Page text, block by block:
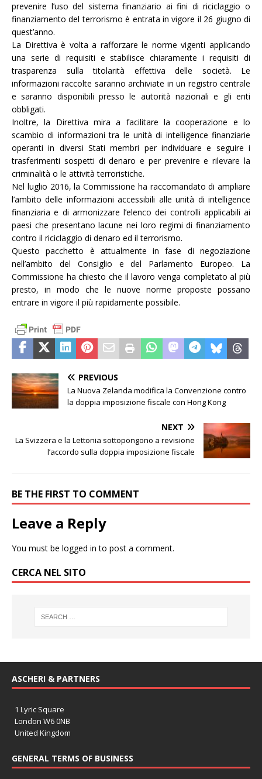
prevenire l’uso del sistema finanziario ai fini di riciclaggio o
finanziamento del terrorismo è entrata in vigore il 26 giugno di
quest’anno.
La Direttiva è volta a rafforzare le norme vigenti applicando
una serie di requisiti e stabilisce chiaramente i requisiti di
trasparenza sulla titolarità effettiva delle società. Le
informazioni raccolte saranno archiviate in un registro centrale
e saranno disponibili presso le autorità nazionali e gli enti
obbligati.
Inoltre, la Direttiva mira a facilitare la cooperazione e lo
scambio di informazioni tra le unità di intelligence finanziarie
operanti in diversi Stati membri per individuare e seguire i
trasferimenti sospetti di denaro e per prevenire e rilevare la
criminalità o le attività terroristiche.
Nel luglio 2016, la Commissione ha raccomandato di ampliare
l’ambito delle informazioni accessibili alle unità di intelligence
finanziaria e di armonizzare l’elenco dei controlli applicabili ai
paesi che presentano lacune nei loro regimi di finanziamento
contro il riciclaggio di denaro ed il terrorismo.
Questo pacchetto è attualmente in fase di negoziazione
nell’ambito del Consiglio e del Parlamento Europeo. La
Commissione ha chiesto che il lavoro venga completato al più
presto, in modo che le nuove norme proposte possano
entrare in vigore il più rapidamente possibile.
PREVIOUS
La Nuova Zelanda modifica la Convenzione contro
la doppia imposizione fiscale con Hong Kong
NEXT
La Svizzera e la Lettonia sottopongono a revisione
l’accordo sulla doppia imposizione fiscale
BE THE FIRST TO COMMENT
Leave a Reply
You must be logged in to post a comment.
CERCA NEL SITO
ASCHERI & PARTNERS
1 Lyric Square
London W6 0NB
United Kingdom
GENERAL TERMS OF BUSINESS